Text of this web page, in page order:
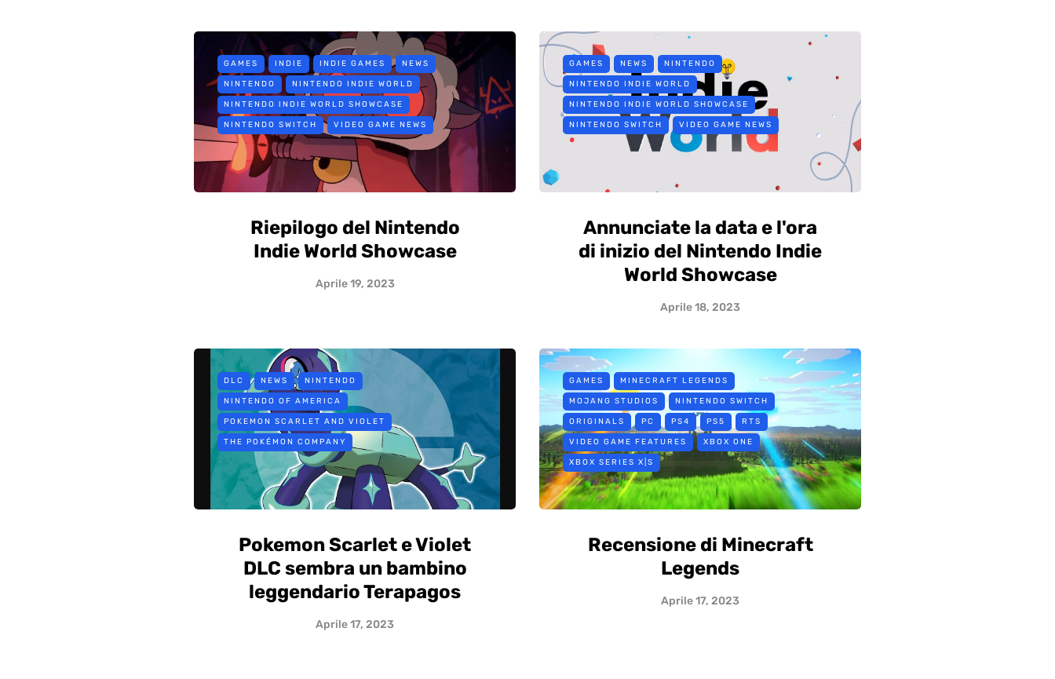
GAMES INDIE INDIE GAMES NEWS
NINTENDO NINTENDO INDIE WORLD
NINTENDO INDIE WORLD SHOWCASE
NINTENDO SWITCH VIDEO GAME NEWS
Riepilogo del Nintendo
Indie World Showcase
Aprile 19, 2023
GAMES NEWS NINTENDO
NINTENDO INDIE WORLD
NINTENDO INDIE WORLD SHOWCASE
NINTENDO SWITCH VIDEO GAME NEWS
Annunciate la data e l'ora
di inizio del Nintendo Indie
World Showcase
Aprile 18, 2023
DLC NEWS NINTENDO
NINTENDO OF AMERICA
POKEMON SCARLET AND VIOLET
THE POKÉMON COMPANY
Pokemon Scarlet e Violet
DLC sembra un bambino
leggendario Terapagos
Aprile 17, 2023
GAMES MINECRAFT LEGENDS
MOJANG STUDIOS NINTENDO SWITCH
ORIGINALS PC PS4 PS5 RTS
VIDEO GAME FEATURES XBOX ONE
XBOX SERIES X|S
Recensione di Minecraft
Legends
Aprile 17, 2023